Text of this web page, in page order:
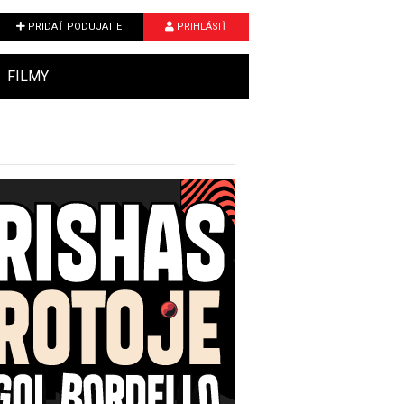
PRIDAŤ PODUJATIE PRIHLÁSIŤ
FILMY
Next